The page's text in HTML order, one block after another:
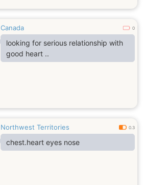
Canada 0
looking for serious relationship with
good heart ..
Northwest Territories 0.3
chest.heart eyes nose